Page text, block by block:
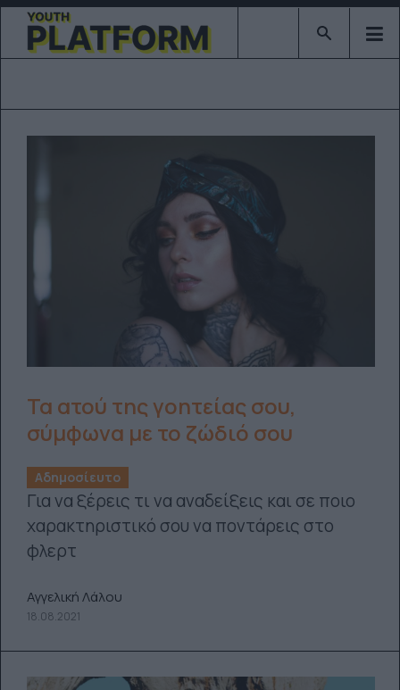
Type 2 or
Τα ατού της γοητείας σου,
σύμφωνα με το ζώδιό σου
Αδημοσίευτο
Για να ξέρεις τι να αναδείξεις και σε ποιο
χαρακτηριστικό σου να ποντάρεις στο
φλερτ
Αγγελική Λάλου
18.08.2021